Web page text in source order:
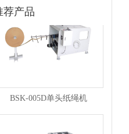
荐产品
BSK-005D单头纸绳机